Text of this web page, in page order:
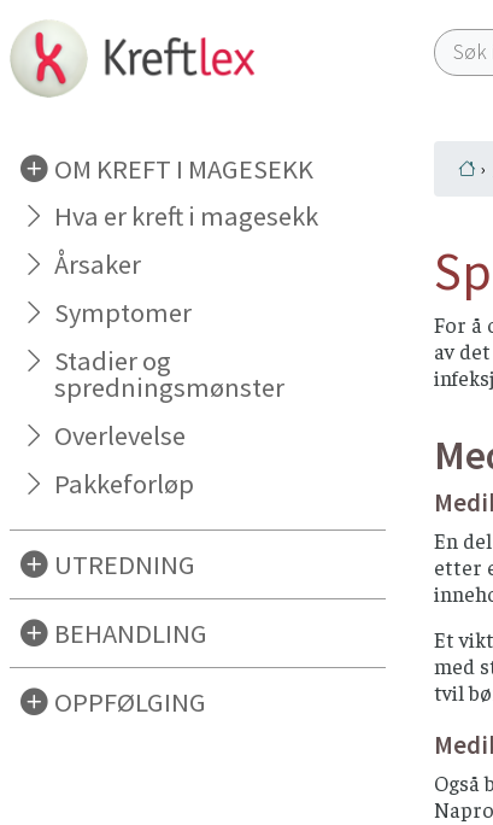
OM KREFT I MAGESEKK
Hva er kreft i magesekk
Årsaker
Symptomer
Stadier og
spredningsmønster
Overlevelse
Pakkeforløp
UTREDNING
BEHANDLING
OPPFØLGING
For å
av
En
etter
Et
med
tvil
Også